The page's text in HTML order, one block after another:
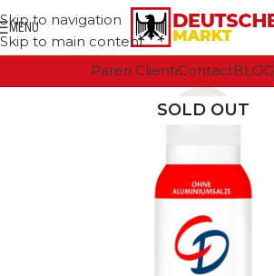
Skip to navigation
Skip to main content
MENU
Pareri ClientiContactBLOG
SOLD OUT